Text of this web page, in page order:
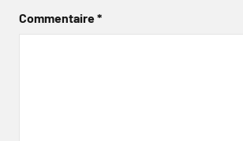
Commentaire*